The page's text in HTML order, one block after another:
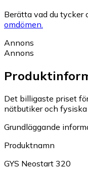
Berätta vad du tycker
omdömen.
Annons
Annons
Det billigaste priset
nätbutiker och fysiska
Grundläggande
Produktnamn
GYS Neostart 320